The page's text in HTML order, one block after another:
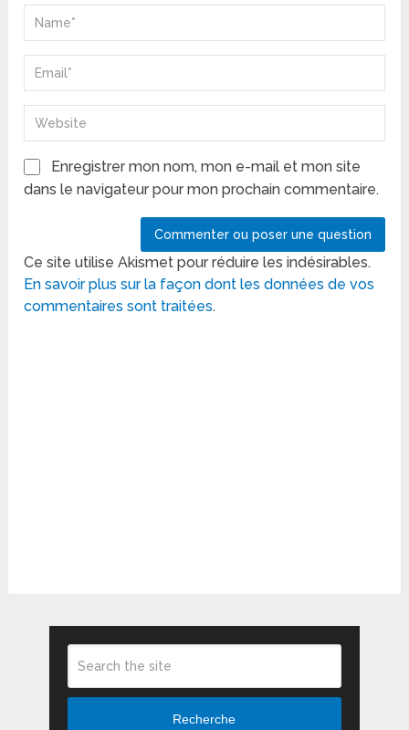
Enregistrer mon nom, mon e-mail et mon site
dans le navigateur pour mon prochain commentaire.
Ce site utilise Akismet pour réduire les indésirables.
En savoir plus sur la façon dont les données de vos
commentaires sont traitées.
Recherche